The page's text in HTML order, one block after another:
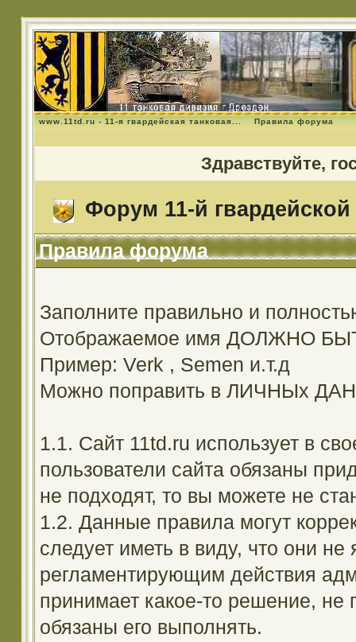
www.11td.ru - 11-я гвардейская танковая... Правила форума
Здравствуйте,
Форум 11-й гвардейской
Правила форума
Заполните правильно и
Отображаемое имя ДОЛЖНО
Пример: Verk , Semen и.т.д
Можно поправить в ЛИЧНЫх
1.1. Сайт 11td.ru использует в
пользователи сайта обязаны
не подходят, то вы можете не
1.2. Данные правила могут
следует иметь в виду, что они
регламентирующим действия
принимает какое-то решение, не
обязаны его выполнять.